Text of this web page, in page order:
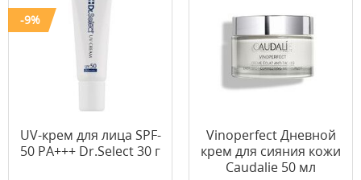
-9%
UV-крем для лица SPF-
50 PA+++ Dr.Select 30 г
Vinoperfect Дневной
крем для сияния кожи
Caudalie 50 мл